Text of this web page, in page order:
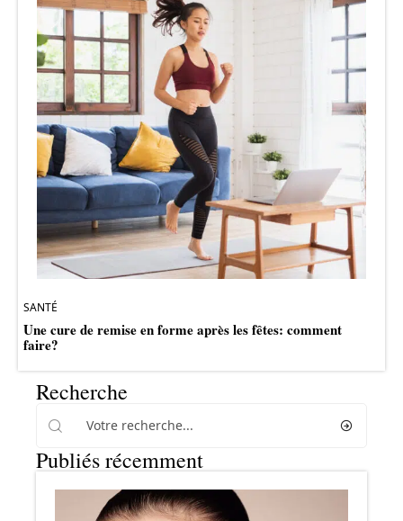
SANTÉ
Une cure de remise en forme après les fêtes: comment
faire?
Recherche
Publiés récemment